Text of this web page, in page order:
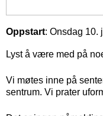
Oppstart: Onsdag 10.
Lyst å være med på
Vi møtes inne på
sentrum. Vi prater